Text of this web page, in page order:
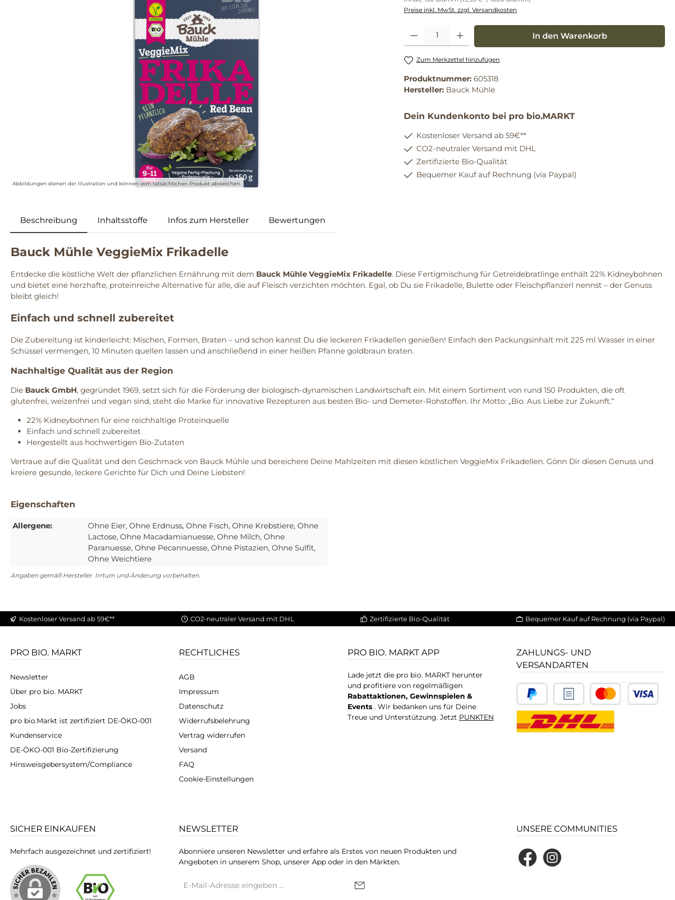
Abbildungen dienen der Illustration und können vom tatsächlichen Produkt abweichen.
Preise inkl. MwSt. zzgl. Versandkosten
Produkt Anzahl: Gib den gewünschten Wert ein oder benutze die Schaltflächen um die
In den Warenkorb
Zum Merkzettel hinzufügen
Produktnummer: 605318
Hersteller: Bauck Mühle
Dein Kundenkonto bei pro bio.MARKT
Kostenloser Versand ab 59€**
CO2-neutraler Versand mit DHL
Zertifizierte Bio-Qualität
Bequemer Kauf auf Rechnung (via Paypal)
Beschreibung Inhaltsstoffe Infos zum Hersteller Bewertungen
Bauck Mühle VeggieMix Frikadelle
Entdecke die köstliche Welt der pflanzlichen Ernährung mit dem Bauck Mühle VeggieMix Frikadelle. Diese Fertigmischung für Getreidebratlinge enthält 22% Kidneybohnen
und bietet eine herzhafte, proteinreiche Alternative für alle, die auf Fleisch verzichten möchten. Egal, ob Du sie Frikadelle, Bulette oder Fleischpflanzerl nennst – der Genuss
bleibt gleich!
Einfach und schnell zubereitet
Die Zubereitung ist kinderleicht: Mischen, Formen, Braten – und schon kannst Du die leckeren Frikadellen genießen! Einfach den Packungsinhalt mit 225 ml Wasser in einer
Schüssel vermengen, 10 Minuten quellen lassen und anschließend in einer heißen Pfanne goldbraun braten.
Nachhaltige Qualität aus der Region
Die Bauck GmbH, gegründet 1969, setzt sich für die Förderung der biologisch-dynamischen Landwirtschaft ein. Mit einem Sortiment von rund 150 Produkten, die oft
glutenfrei, weizenfrei und vegan sind, steht die Marke für innovative Rezepturen aus besten Bio- und Demeter-Rohstoffen. Ihr Motto: „Bio. Aus Liebe zur Zukunft.“
22% Kidneybohnen für eine reichhaltige Proteinquelle
Einfach und schnell zubereitet
Hergestellt aus hochwertigen Bio-Zutaten
Vertraue auf die Qualität und den Geschmack von Bauck Mühle und bereichere Deine Mahlzeiten mit diesen köstlichen VeggieMix Frikadellen. Gönn Dir diesen Genuss und
kreiere gesunde, leckere Gerichte für Dich und Deine Liebsten!
Eigenschaften
Allergene: Ohne Eier, Ohne Erdnuss, Ohne Fisch, Ohne Krebstiere, Ohne
Lactose, Ohne Macadamianuesse, Ohne Milch, Ohne
Paranuesse, Ohne Pecannuesse, Ohne Pistazien, Ohne Sulfit,
Ohne Weichtiere
Angaben gemäß Hersteller. Irrtum und Änderung vorbehalten.
Kostenloser Versand ab 59€** CO2-neutraler Versand mit DHL Zertifizierte Bio-Qualität Bequemer Kauf auf Rechnung (via Paypal)
PRO BIO. MARKT
Newsletter
Über pro bio. MARKT
Jobs
pro bio.Markt ist zertifiziert DE-ÖKO-001
Kundenservice
DE-ÖKO-001 Bio-Zertifizierung
Hinsweisgebersystem/Compliance
RECHTLICHES
AGB
Impressum
Datenschutz
Widerrufsbelehrung
Vertrag widerrufen
Versand
FAQ
Cookie-Einstellungen
PRO BIO. MARKT APP
Lade jetzt die pro bio. MARKT herunter
und profitiere von regelmäßigen
Rabattaktionen, Gewinnspielen &
Events . Wir bedanken uns für Deine
Treue und Unterstützung. Jetzt PUNKTEN
ZAHLUNGS- UND
VERSANDARTEN
SICHER EINKAUFEN
Mehrfach ausgezeichnet und zertifiziert!
NEWSLETTER
Abonniere unseren Newsletter und erfahre als Erstes von neuen Produkten und
Angeboten in unserem Shop, unserer App oder in den Märkten.
Mail-
UNSERE COMMUNITIES
FacebookInstagram